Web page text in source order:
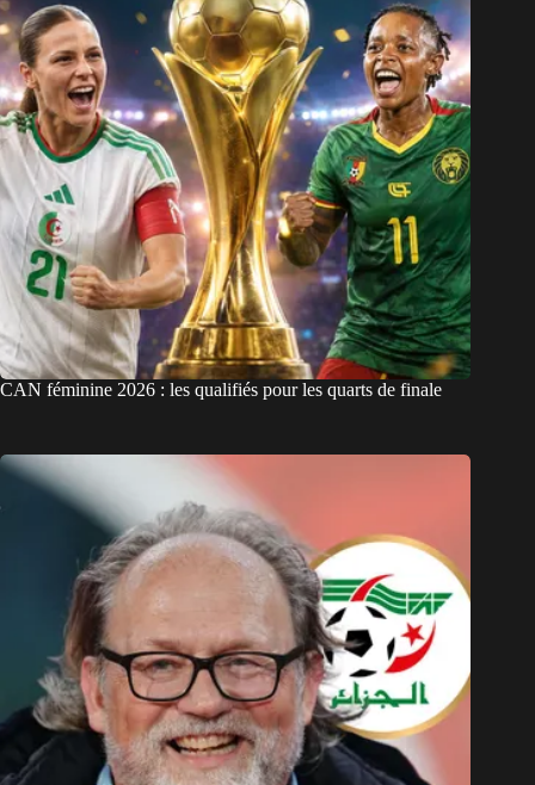
CAN féminine 2026 : les qualifiés pour les quarts de finale